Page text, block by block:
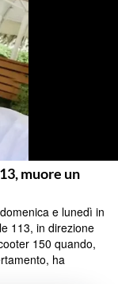
muore un
e lunedì in
113, in direzione
150 quando,
ha